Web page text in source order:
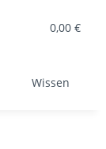
0,00 €
Wissen